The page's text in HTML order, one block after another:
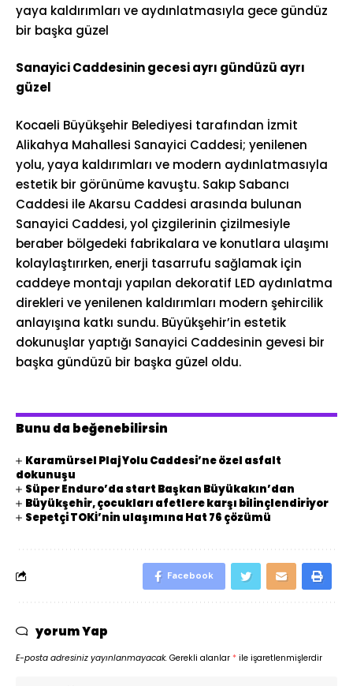
yaya kaldırımları ve aydınlatmasıyla gece gündüz
bir başka güzel
Sanayici Caddesinin gecesi ayrı gündüzü ayrı
güzel
Kocaeli Büyükşehir Belediyesi tarafından İzmit
Alikahya Mahallesi Sanayici Caddesi; yenilenen
yolu, yaya kaldırımları ve modern aydınlatmasıyla
estetik bir görünüme kavuştu. Sakıp Sabancı
Caddesi ile Akarsu Caddesi arasında bulunan
Sanayici Caddesi, yol çizgilerinin çizilmesiyle
beraber bölgedeki fabrikalara ve konutlara ulaşımı
kolaylaştırırken, enerji tasarrufu sağlamak için
caddeye montajı yapılan dekoratif LED aydınlatma
direkleri ve yenilenen kaldırımları modern şehircilik
anlayışına katkı sundu. Büyükşehir’in estetik
dokunuşlar yaptığı Sanayici Caddesinin gevesi bir
başka gündüzü bir başka güzel oldu.
Bunu da beğenebilirsin
Karamürsel Plaj Yolu Caddesi’ne özel asfalt
dokunuşu
Süper Enduro’da start Başkan Büyükakın’dan
Büyükşehir, çocukları afetlere karşı bilinçlendiriyor
Sepetçi TOKİ’nin ulaşımına Hat 76 çözümü
Facebook
yorum Yap
E-posta adresiniz yayınlanmayacak. Gerekli alanlar * ile işaretlenmişlerdir